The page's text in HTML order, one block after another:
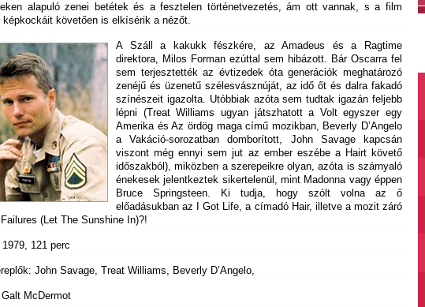
alapuló zenei betétek és a fesztelen történetvezetés, ám ott vannak, s a film
képkockáit követően is elkísérik a nézőt.
A Száll a kakukk fészkére, az Amadeus és a Ragtime
direktora, Milos Forman ezúttal sem hibázott. Bár Oscarra fel
sem terjesztették az évtizedek óta generációk meghatározó
zenéjű és üzenetű szélesvásznúját, az idő őt és dalra fakadó
színészeit igazolta. Utóbbiak azóta sem tudtak igazán feljebb
lépni (Treat Williams ugyan játszhatott a Volt egyszer egy
Amerika és Az ördög maga című mozikban, Beverly D’Angelo
a Vakáció-sorozatban domborított, John Savage kapcsán
viszont még ennyi sem jut az ember eszébe a Hairt követő
időszakból), miközben a szerepeikre olyan, azóta is szárnyaló
énekesek jelentkeztek sikertelenül, mint Madonna vagy éppen
Bruce Springsteen. Ki tudja, hogy szólt volna az ő
előadásukban az I Got Life, a címadó Hair, illetve a mozit záró
(Let The Sunshine In)?!
1979, 121 perc
John Savage, Treat Williams, Beverly D’Angelo,
McDermot